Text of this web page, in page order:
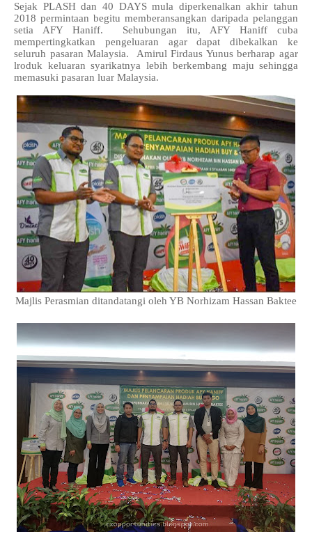
Sejak PLASH dan 40 DAYS mula diperkenalkan akhir tahun
2018 permintaan begitu memberansangkan daripada pelanggan
setia AFY Haniff. Sehubungan itu, AFY Haniff cuba
mempertingkatkan pengeluaran agar dapat dibekalkan ke
seluruh pasaran Malaysia. Amirul Firdaus Yunus berharap agar
lroduk keluaran syarikatnya lebih berkembang maju sehingga
memasuki pasaran luar Malaysia.
Majlis Perasmian ditandatangi oleh YB Norhizam Hassan Baktee